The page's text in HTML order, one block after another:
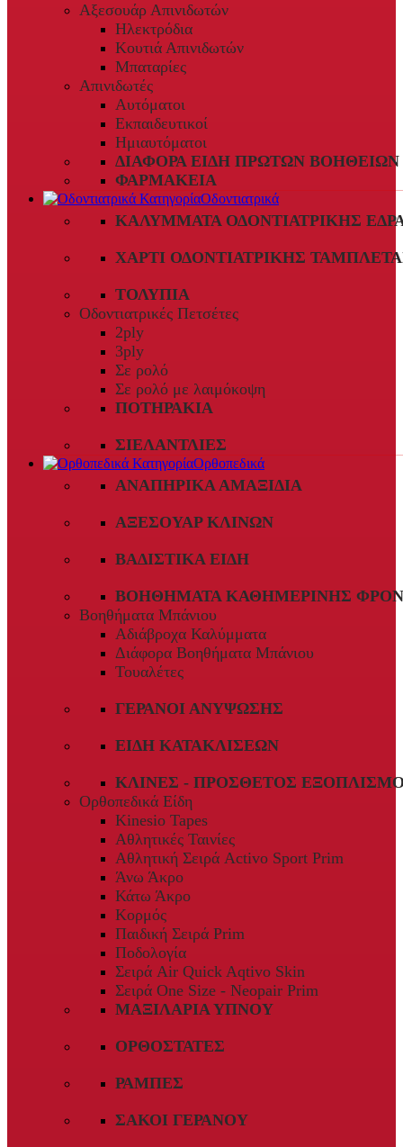
Αξεσουάρ Απινιδωτών
Ηλεκτρόδια
Κουτιά Απινιδωτών
Μπαταρίες
Απινιδωτές
Αυτόματοι
Εκπαιδευτικοί
Ημιαυτόματοι
ΔΙΆΦΟΡΑ ΕΊΔΗ ΠΡΏΤΩΝ ΒΟΗΘΕΙΏΝ
ΦΑΡΜΑΚΕΊΑ
Οδοντιατρικά
ΚΑΛΎΜΜΑΤΑ ΟΔΟΝΤΙΑΤΡΙΚΉΣ
ΧΑΡΤΊ ΟΔΟΝΤΙΑΤΡΙΚΉΣ
ΤΟΛΎΠΙΑ
Οδοντιατρικές Πετσέτες
2ply
3ply
Σε ρολό
Σε ρολό με λαιμόκοψη
ΠΟΤΗΡΆΚΙΑ
ΣΙΕΛΑΝΤΛΊΕΣ
Ορθοπεδικά
ΑΝΑΠΗΡΙΚΆ ΑΜΑΞΊΔΙΑ
ΑΞΕΣΟΥΆΡ ΚΛΙΝΏΝ
ΒΑΔΙΣΤΙΚΆ ΕΊΔΗ
ΒΟΗΘΉΜΑΤΑ ΚΑΘΗΜΕΡΙΝΉΣ
Βοηθήματα Μπάνιου
Αδιάβροχα Καλύμματα
Διάφορα Βοηθήματα Μπάνιου
Τουαλέτες
ΓΕΡΑΝΟΊ ΑΝΎΨΩΣΗΣ
ΕΊΔΗ ΚΑΤΑΚΛΊΣΕΩΝ
ΚΛΊΝΕΣ - ΠΡΌΣΘΕΤΟΣ
Ορθοπεδικά Είδη
Kinesio Tapes
Αθλητικές Ταινίες
Αθλητική Σειρά Activo Sport Prim
Άνω Άκρο
Κάτω Άκρο
Κορμός
Παιδική Σειρά Prim
Ποδολογία
Σειρά Air Quick Aqtivo Skin
Σειρά One Size - Neopair Prim
ΜΑΞΙΛΆΡΙΑ ΎΠΝΟΥ
ΟΡΘΟΣΤΆΤΕΣ
ΡΆΜΠΕΣ
ΣΆΚΟΙ ΓΕΡΑΝΟΎ